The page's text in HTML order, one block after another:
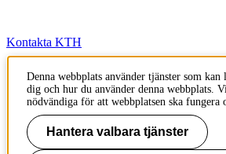
Kontakta KTH
Jobba på KTH
Press och media
Faktura och betalning KTH
Denna webbplats använder tjänster som
dig och hur du använder denna webbplats.
nödvändiga för att webbplatsen ska fungera
Hantera valbara tjänster